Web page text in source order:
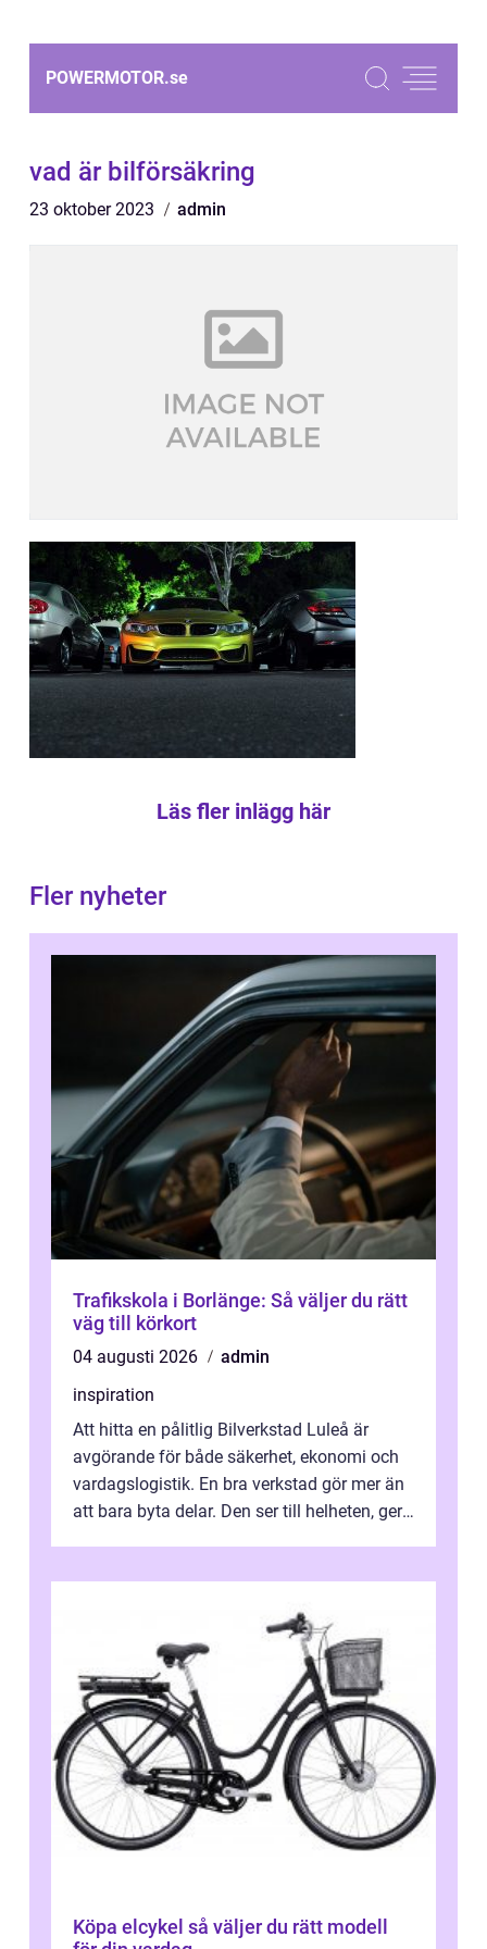
POWERMOTOR.se
vad är bilförsäkring
23 oktober 2023 admin
Läs fler inlägg här
Fler nyheter
Trafikskola i Borlänge: Så väljer du rätt
väg till körkort
04 augusti 2026
admin
inspiration
Att hitta en pålitlig Bilverkstad Luleå är
avgörande för både säkerhet, ekonomi och
vardagslogistik. En bra verkstad gör mer än
att bara byta delar. Den ser till helheten, ger
Köpa elcykel så väljer du rätt modell